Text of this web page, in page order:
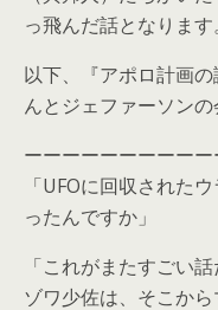
っ飛んだ話となります。
以下、『アポロ計画
んとジェファーソンの
ーーーーーーーーー
「UFOに回収された
ったんですか」
「これがまたすごい
ゾワ少佐は、そこか